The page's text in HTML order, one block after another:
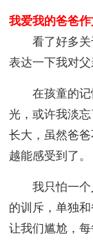
我爱我的爸爸作
看了好多关
表达一下我对父
在孩童的记
光，或许我淡
长大，虽然爸
越能感受到了。
我只怕一个
的训斥，单独
让我们尴尬，